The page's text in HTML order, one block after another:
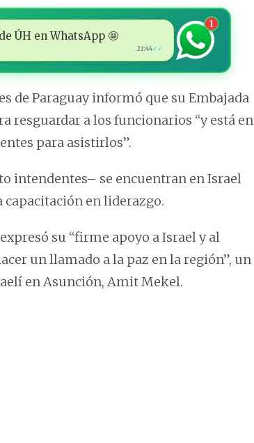
ÚH en WhatsApp 🤩
21:44✓✓
1
de Paraguay informó que su Embajada
resguardar a los funcionarios “y está en
para asistirlos”.
intendentes– se encuentran en Israel
capacitación en liderazgo.
su “firme apoyo a Israel y al
un llamado a la paz en la región”, un
en Asunción, Amit Mekel.